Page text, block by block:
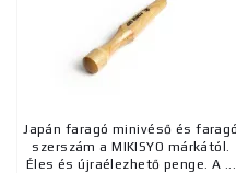
Japán faragó minivéső és faragó
szerszám a MIKISYO márkától.
Éles és újraélezhető penge. A ...